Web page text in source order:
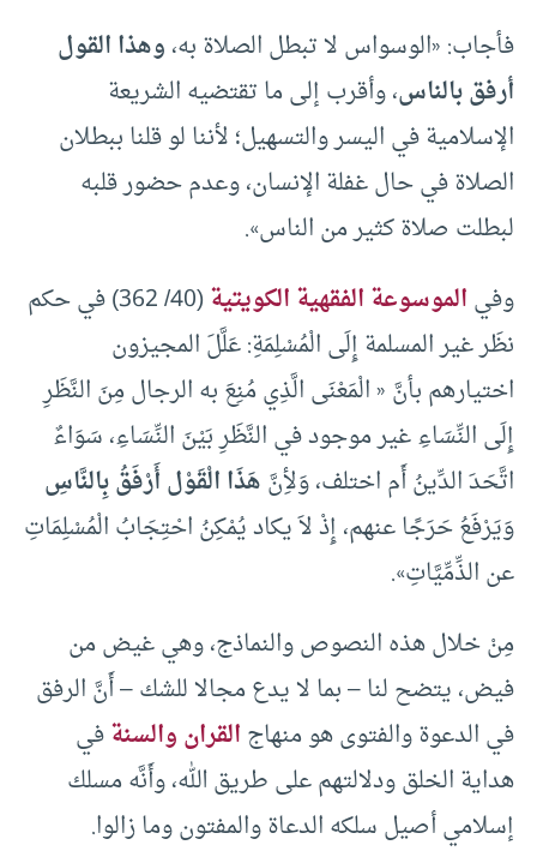
فأجاب: «الوسواس لا تبطل الصلاة به،وهذا القول
أرفق بالناس، وأقرب إلى ما تقتضيه الشريعة
الإسلامية في اليسر والتسهيل؛ لأننا لو قلنا ببطلان
الصلاة في حال غفلة الإنسان، وعدم حضور قلبه
لبطلت صلاة كثير من الناس».
وفيالموسوعة الفقهية الكويتية
(40/ 362) في حكم
نظَر غير المسلمة إِلَى الْمُسْلِمَةِ: عَلَّلَ المجيزون
اختيارهم بأنَّ « الْمَعْنَى الَّذِي مُنِعَ به الرجال مِنَ النَّظَرِ
إِلَى النِّسَاءِ غير موجود في النَّظَرِ بَيْنَ النِّسَاءِ، سَوَاءٌ
اتَّحَدَ الدِّينُ أَم اختلف، وَلأِنَّهَذَا الْقَوْل أَرْفَقُ بِالنَّاسِ
وَيَرْفَعُ حَرَجًا عنهم، إِذْ لاَ يكاد يُمْكِنُ احْتِجَابُ الْمُسْلِمَاتِ
عن الذِّمِّيَّاتِ».
مِنْ خلال هذه النصوص والنماذج، وهي غيض من
فيض، يتضح لنا – بما لا يدع مجالا للشك – أَنَّ الرفق
في الدعوة والفتوى هو منهاجالقران والسنةفي
هداية الخلق ودلالتهم على طريق الله، وأَنَّه مسلك
إسلامي أصيل سلكه الدعاة والمفتون وما زالوا.